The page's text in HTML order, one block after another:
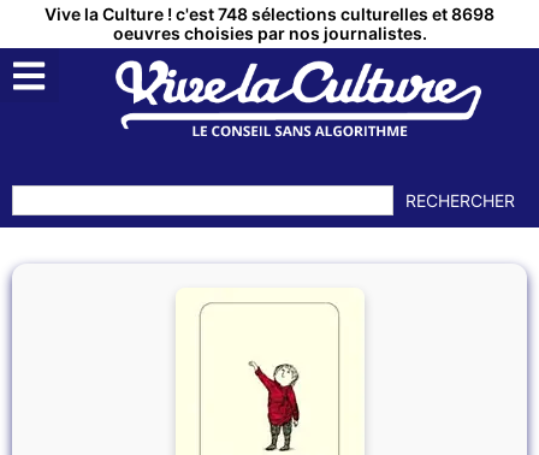
Vive la Culture ! c'est 748 sélections culturelles et 8698
oeuvres choisies par nos journalistes.
RECHERCHER